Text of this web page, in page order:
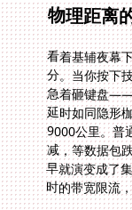
物理距离
看着基辅夜幕
分。当你按下
急着砸键盘——
延时如同隐形
9000公里。普
减，等数据包
早就演变成了
时的带宽限流